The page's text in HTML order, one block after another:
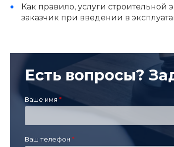
Как правило, услуги строительной
заказчик при введении в
Есть вопросы?
Ваше имя
Ваш телефон